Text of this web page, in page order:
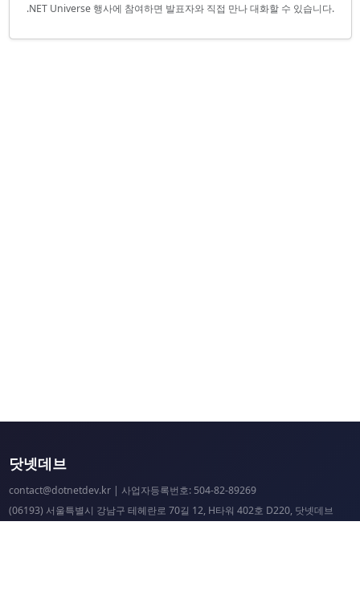
.NET Universe 행사에 참여하면 발표자와 직접 만나 대화할 수 있습니다.
닷넷데브
contact@dotnetdev.kr| 사업자등록번호: 504-82-89269
(06193) 서울특별시 강남구 테헤란로 70길 12, H타워 402호 D220, 닷넷데브